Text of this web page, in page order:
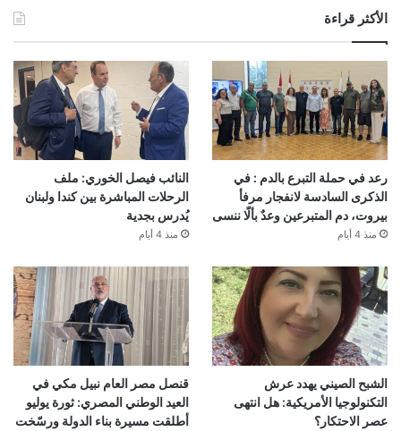
الأكثر قراءة
رعد في حملة التبرع بالدم : في
الذكرى السادسة لانفجار مرفأ
بيروت، دم المتبرعين وعدٌ بألّا ننسى
منذ 4 أيام
النائب فيصل الخوري: ملف
الرحلات المباشرة بين كندا ولبنان
يُدرس بجدية
منذ 4 أيام
الشبح الصيني يهدد عرش
التكنولوجيا الأمريكية: هل انتهى
عصر الاحتكار؟
قنصل مصر العام نبيل مكي في
العيد الوطني المصري: ثورة يوليو
أطلقت مسيرة بناء الدولة ورسّخت